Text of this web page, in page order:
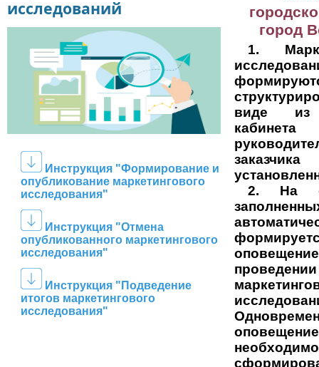
исследований
Инструкция "Формирование и
опубликование маркетингового
исследования"
Инструкция "Отмена
опубликованного маркетингового
исследования"
Инструкция "Подведение
итогов маркетингового
исследования"
город
1.
виде из
кабинета
2. На
проведении
необходимо